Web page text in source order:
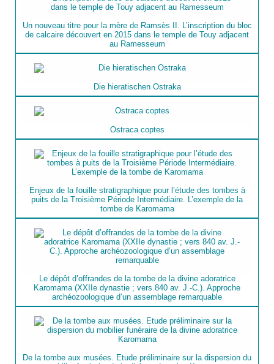
Un nouveau titre pour la mère de Ramsès II. L’inscription du bloc
de calcaire découvert en 2015 dans le temple de Touy adjacent
au Ramesseum
Die hieratischen Ostraka
Ostraca coptes
Enjeux de la fouille stratigraphique pour l’étude des tombes à
puits de la Troisième Période Intermédiaire. L’exemple de la
tombe de Karomama
Le dépôt d’offrandes de la tombe de la divine adoratrice
Karomama (XXIIe dynastie ; vers 840 av. J.-C.). Approche
archéozoologique d’un assemblage remarquable
De la tombe aux musées. Etude préliminaire sur la dispersion du